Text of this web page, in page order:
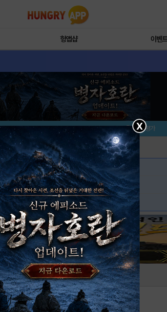
헝앱샵 이벤
설치/평가
X